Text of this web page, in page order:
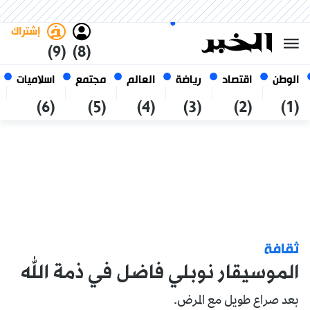
الوطن
(1)
اقتصاد
(2)
رياضة
(3)
العالم
(4)
مجتمع
(5)
اسلاميات
(6)
(8)
إشتراك
(9)
أغسطس 2026
الجزائر
ثقافة
الموسيقار نوبلي فاضل في ذمة الله
بعد صراع طويل مع المرض.